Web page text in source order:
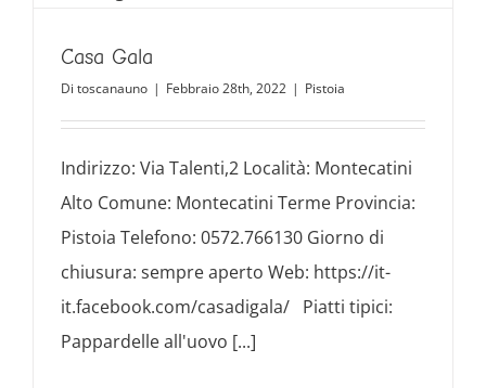
Casa Gala
Di toscanauno | Febbraio 28th, 2022 | Pistoia
Indirizzo: Via Talenti,2 Località: Montecatini
Alto Comune: Montecatini Terme Provincia:
Pistoia Telefono: 0572.766130 Giorno di
chiusura: sempre aperto Web: https://it-
it.facebook.com/casadigala/ Piatti tipici:
Pappardelle all'uovo [...]